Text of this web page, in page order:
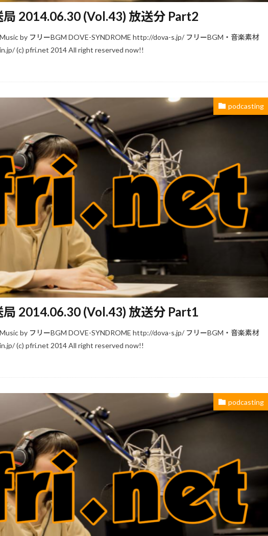
2014.06.30 (Vol.43) 放送分 Part2
by フリーBGM DOVE-SYNDROME http://dova-s.jp/ フリーBGM・音楽素材
(c) pfri.net 2014 All right reserved now!!
podcasting
2014.06.30 (Vol.43) 放送分 Part1
by フリーBGM DOVE-SYNDROME http://dova-s.jp/ フリーBGM・音楽素材
(c) pfri.net 2014 All right reserved now!!
podcasting